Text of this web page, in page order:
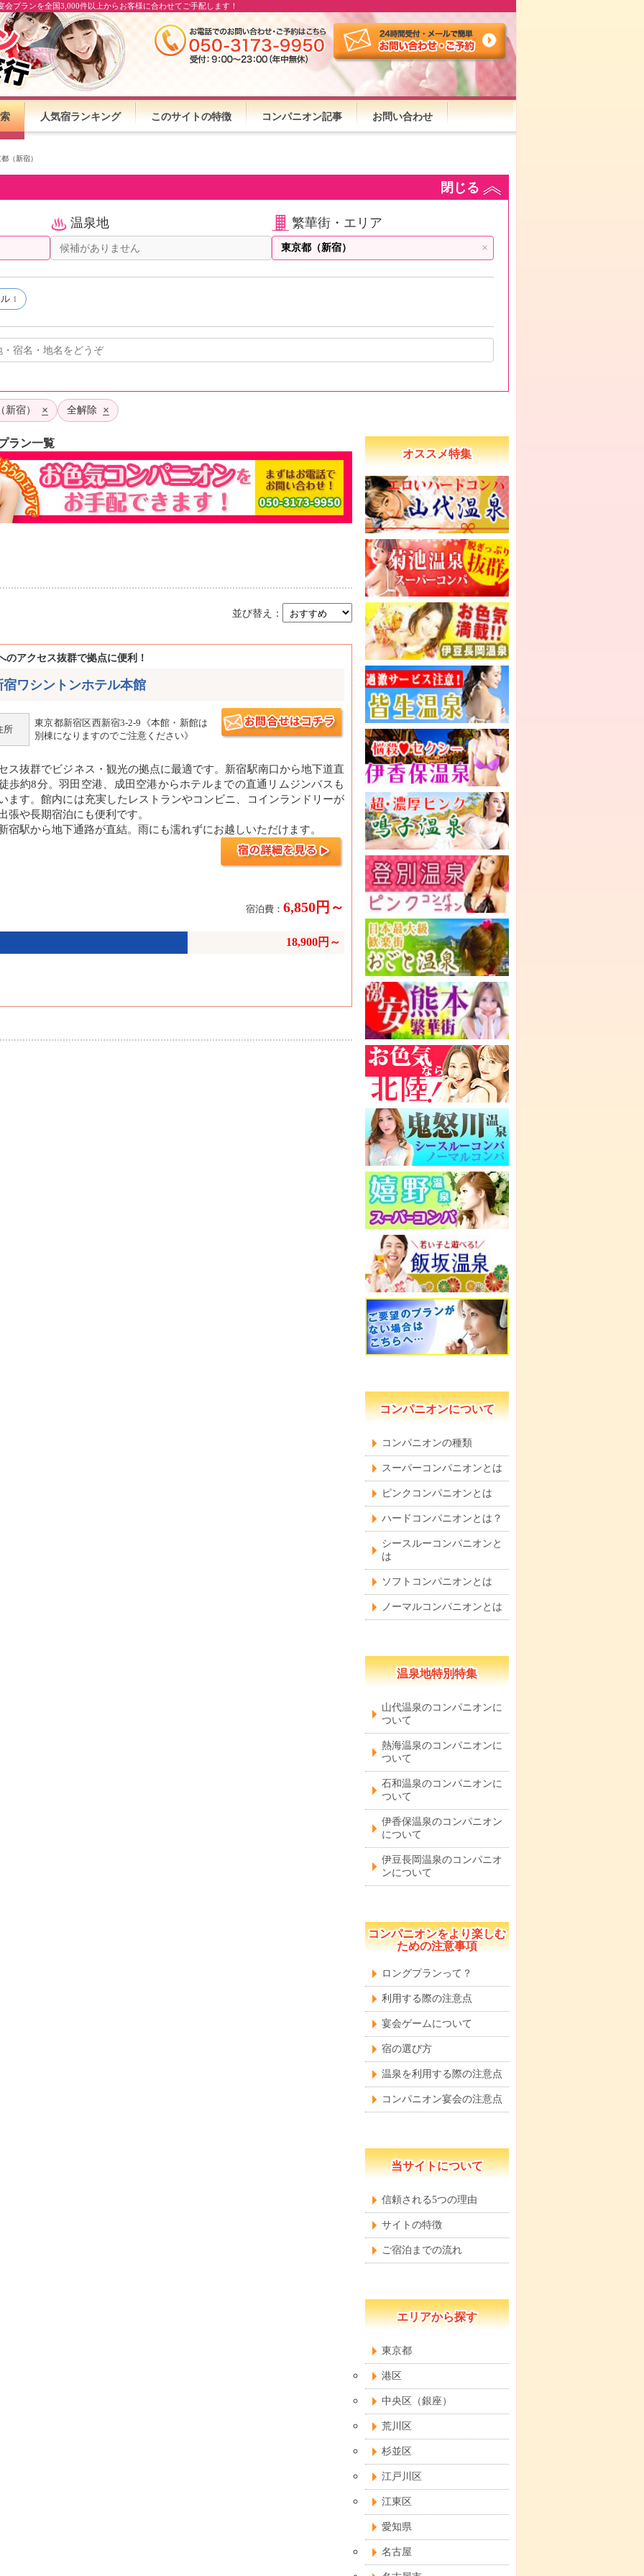
プランを全国3,000件以上からお客様に合わせてご手配します！
人気宿ランキング このサイトの特徴 コンパニオン記事 お問い合わせ
（新宿）
閉じる
温泉地 繁華街・エリア
×
1
宿） × 全解除 ×
ラン一覧
並び替え：
のアクセス抜群で拠点に便利！
宿ワシントンホテル本館
所
東京都新宿区西新宿3-2-9《本館・新館は
別棟になりますのでご注意ください》
ス抜群でビジネス・観光の拠点に最適です。新宿駅南口から地下道直
歩約8分。羽田空港、成田空港からホテルまでの直通リムジンバスも
ます。館内には充実したレストランやコンビニ、コインランドリーが
張や長期宿泊にも便利です。
宿駅から地下通路が直結。雨にも濡れずにお越しいただけます。
宿泊費： 6,850円～
18,900円～
オススメ特集
コンパニオンについて
コンパニオンの種類
スーパーコンパニオンとは
ピンクコンパニオンとは
ハードコンパニオンとは？
シースルーコンパニオンと
は
ソフトコンパニオンとは
ノーマルコンパニオンとは
温泉地特別特集
山代温泉のコンパニオンに
ついて
熱海温泉のコンパニオンに
ついて
石和温泉のコンパニオンに
ついて
伊香保温泉のコンパニオン
について
伊豆長岡温泉のコンパニオ
ンについて
コンパニオンをより楽しむ
ための注意事項
ロングプランって？
利用する際の注意点
宴会ゲームについて
宿の選び方
温泉を利用する際の注意点
コンパニオン宴会の注意点
当サイトについて
信頼される5つの理由
サイトの特徴
ご宿泊までの流れ
エリアから探す
東京都
港区
中央区（銀座）
荒川区
杉並区
江戸川区
江東区
愛知県
名古屋